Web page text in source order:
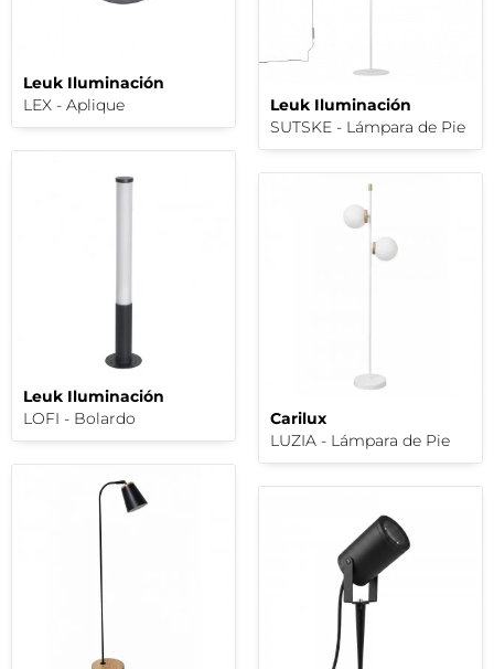
Leuk Iluminación
LEX - Aplique
Leuk Iluminación
SUTSKE - Lámpara de Pie
Leuk Iluminación
LOFI - Bolardo
Carilux
LUZIA - Lámpara de Pie